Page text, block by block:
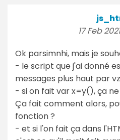
17 Feb
Ok parsimnhi, mais je
- le script que j'ai donné
messages plus haut par
- si on fait var x=y(), ça
Ça fait comment alors,
fonction ?
- et si l'on fait ça dans